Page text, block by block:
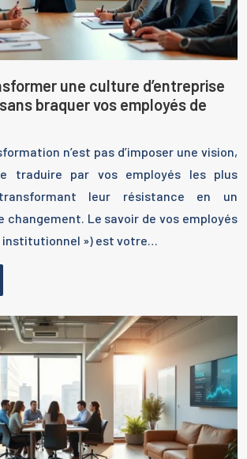
une culture d’entreprise
braquer vos employés de
n’est pas d’imposer une vision,
traduire par vos employés les plus
leur résistance en un
changement. Le savoir de vos employés
institutionnel ») est votre…